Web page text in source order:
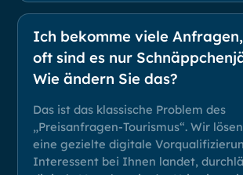
Ich bekomme viele
oft sind es nur
Wie ändern Sie das?
Das ist das klassische Problem des
„Preisanfragen-Tourismus“. Wir
eine gezielte digitale
Interessent bei Ihnen landet,